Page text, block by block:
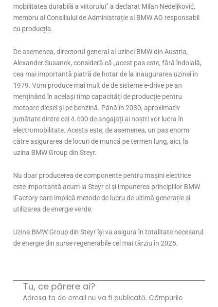
mobilitatea durabilă a viitorului” a declarat Milan Nedeljković,
membru al Consiliului de Administrație al BMW AG responsabil
cu producția.
De asemenea, directorul general al uzinei BMW din Austria,
Alexander Susanek, consideră că „acest pas este, fără îndoială,
cea mai importantă piatră de hotar de la inaugurarea uzinei în
1979. Vom produce mai mult de de sisteme e-drive pe an
menținând în același timp capacități de producție pentru
motoare diesel și pe benzină. Până în 2030, aproximativ
jumătate dintre cei 4.400 de angajați ai noștri vor lucra în
electromobilitate. Acesta este, de asemenea, un pas enorm
către asigurarea de locuri de muncă pe termen lung, aici, la
uzina BMW Group din Steyr.
Nu doar producerea de componente pentru mașini electrice
este importantă acum la Steyr ci și impunerea principiilor BMW
iFactory care implică metode de lucru de ultimă generație și
utilizarea de energie verde.
Uzina BMW Group din Steyr își va asigura în totalitate necesarul
de energie din surse regenerabile cel mai târziu în 2025.
Tu, ce părere ai?
Adresa ta de email nu va fi publicată. Câmpurile